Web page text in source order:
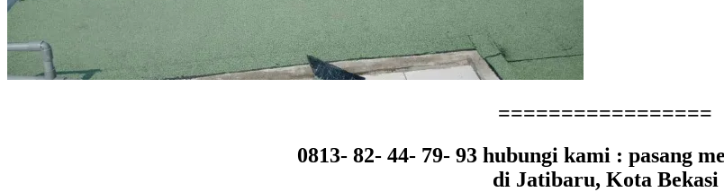
=================
0813- 82- 44- 79- 93 hubungi kami : pasang
di Jatibaru, Kota Bekasi